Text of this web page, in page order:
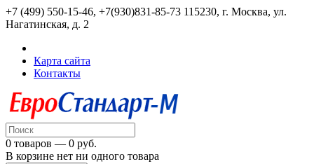
+7 (499) 550-15-46, +7(930)831-85-73 115230, г. Москва, ул.
Нагатинская, д. 2
Карта сайта
Контакты
0 товаров — 0 руб.
В корзине нет ни одного товара